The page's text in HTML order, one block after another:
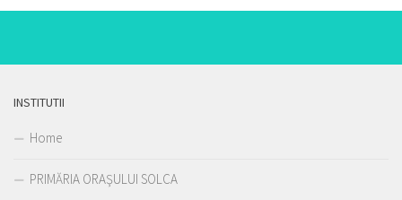
INSTITUTII
Home
PRIMĂRIA ORAŞULUI SOLCA